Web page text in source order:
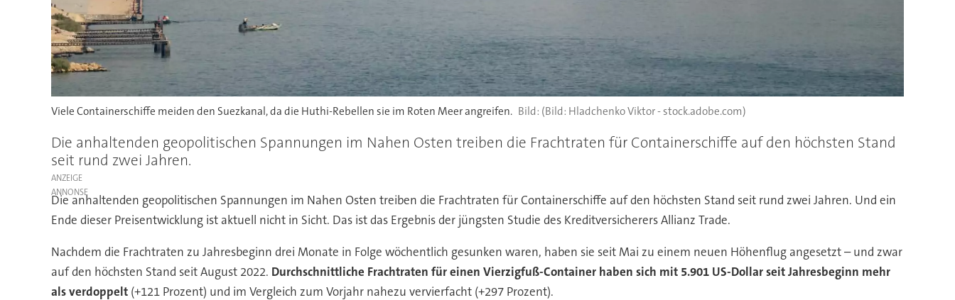
Viele Containerschiffe meiden den Suezkanal, da die Huthi-Rebellen sie im Roten Meer angreifen. (Bild: Hladchenko Viktor - stock.adobe.com)
Die anhaltenden geopolitischen Spannungen im Nahen Osten treiben die Frachtraten für Containerschiffe auf den höchsten Stand
seit rund zwei Jahren.
ANZEIGE
Die anhaltenden geopolitischen Spannungen im Nahen Osten treiben die Frachtraten für Containerschiffe auf den höchsten Stand seit rund zwei Jahren. Und ein
Ende dieser Preisentwicklung ist aktuell nicht in Sicht. Das ist das Ergebnis der jüngsten Studie des Kreditversicherers Allianz Trade.
Nachdem die Frachtraten zu Jahresbeginn drei Monate in Folge wöchentlich gesunken waren, haben sie seit Mai zu einem neuen Höhenflug angesetzt – und zwar
auf den höchsten Stand seit August 2022. Durchschnittliche Frachtraten für einen Vierzigfuß-Container haben sich mit 5.901 US-Dollar seit Jahresbeginn mehr
als verdoppelt (+121 Prozent) und im Vergleich zum Vorjahr nahezu vervierfacht (+297 Prozent).